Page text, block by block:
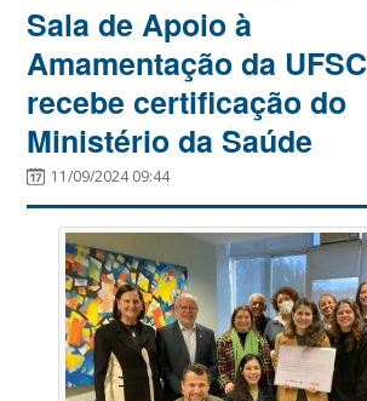
Sala de Apoio à
Amamentação da UFSC
recebe certificação do
Ministério da Saúde
11/09/2024 09:44